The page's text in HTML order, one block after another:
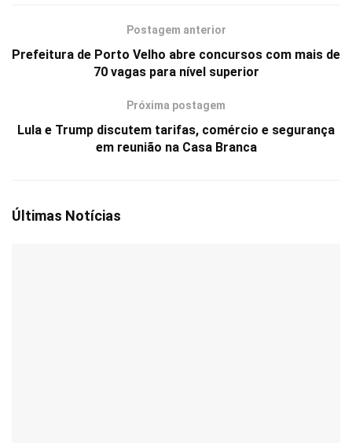
Postagem anterior
Prefeitura de Porto Velho abre concursos com mais de
70 vagas para nível superior
Próxima postagem
Lula e Trump discutem tarifas, comércio e segurança
em reunião na Casa Branca
Últimas Notícias